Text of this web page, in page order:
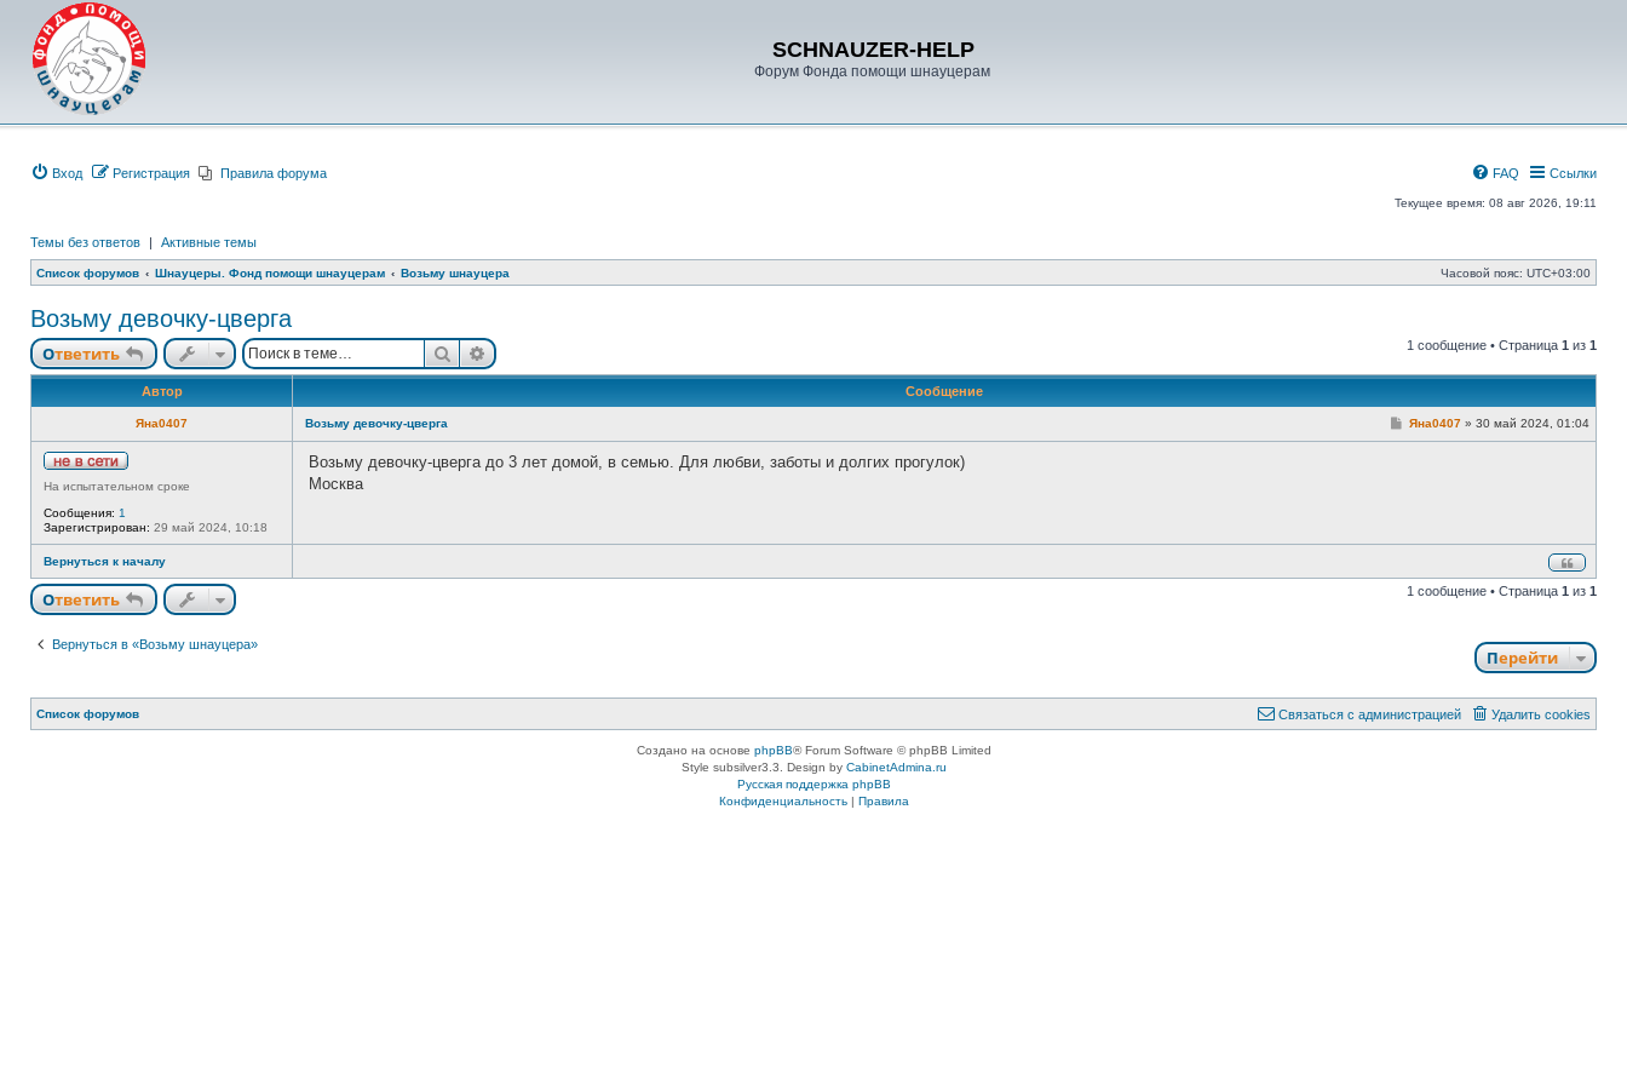
SCHNAUZER-HELP
Форум Фонда помощи шнауцерам
Вход Регистрация Ссылки
Правила форума FAQ
Текущее время: 08 авг 2026, 19:11
Темы без ответов | Активные темы
Список форумов Шнауцеры. Фонд помощи шнауцерам Возьму шнауцера Часовой пояс: UTC+03:00
Возьму девочку-цверга
Ответить ПоискРасширенный поиск 1 сообщение • Страница 1 из 1
Автор Сообщение
Яна0407
е
е
и
На испытательном сроке
Сообщения: 1
Зарегистрирован: 29 май 2024, 10:18
Возьму девочку-цверга
СЯна0407 » 30 май 2024, 01:04
Возьму девочку-цверга до 3 лет домой, в семью. Для любви, заботы и долгих прогулок)
Москва
Вернуться к началу
Ответить 1 сообщение • Страница 1 из 1
Вернуться в «Возьму шнауцера»
Перейти
Список форумов Удалить cookies
Связаться с администрацией
Создано на основе phpBB® Forum Software © phpBB Limited
Style subsilver3.3. Design by CabinetAdmina.ru
Русская поддержка phpBB
Конфиденциальность| Правила